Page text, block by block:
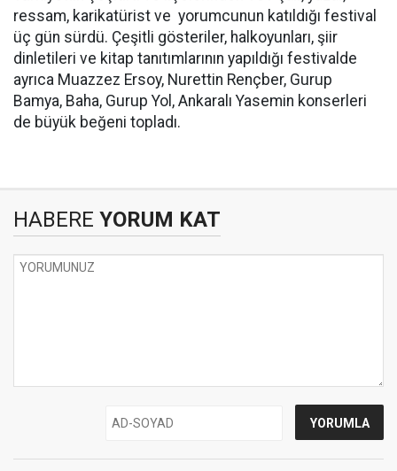
ressam, karikatürist ve yorumcunun katıldığı festival
üç gün sürdü. Çeşitli gösteriler, halkoyunları, şiir
dinletileri ve kitap tanıtımlarının yapıldığı festivalde
ayrıca Muazzez Ersoy, Nurettin Rençber, Gurup
Bamya, Baha, Gurup Yol, Ankaralı Yasemin konserleri
de büyük beğeni topladı.
HABERE YORUM KAT